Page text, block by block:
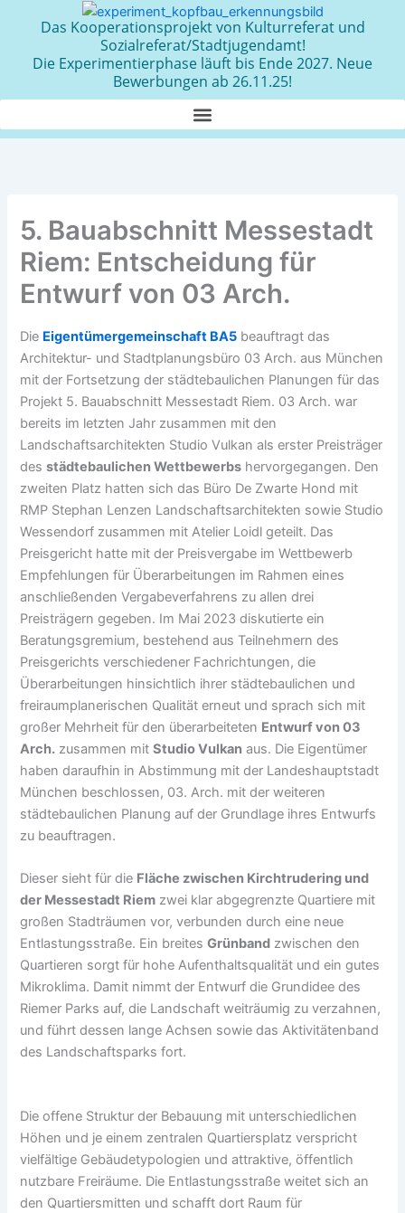
Das Kooperationsprojekt von Kulturreferat und
Sozialreferat/Stadtjugendamt!
Die Experimentierphase läuft bis Ende 2027. Neue
Bewerbungen ab 26.11.25!
5. Bauabschnitt Messestadt
Riem: Entscheidung für
Entwurf von 03 Arch.
Die Eigentümergemeinschaft BA5 beauftragt das
Architektur- und Stadtplanungsbüro 03 Arch. aus München
mit der Fortsetzung der städtebaulichen Planungen für das
Projekt 5. Bauabschnitt Messestadt Riem. 03 Arch. war
bereits im letzten Jahr zusammen mit den
Landschaftsarchitekten Studio Vulkan als erster Preisträger
desstädtebaulichen Wettbewerbs hervorgegangen. Den
zweiten Platz hatten sich das Büro De Zwarte Hond mit
RMP Stephan Lenzen Landschaftsarchitekten sowie Studio
Wessendorf zusammen mit Atelier Loidl geteilt. Das
Preisgericht hatte mit der Preisvergabe im Wettbewerb
Empfehlungen für Überarbeitungen im Rahmen eines
anschließenden Vergabeverfahrens zu allen drei
Preisträgern gegeben. Im Mai 2023 diskutierte ein
Beratungsgremium, bestehend aus Teilnehmern des
Preisgerichts verschiedener Fachrichtungen, die
Überarbeitungen hinsichtlich ihrer städtebaulichen und
freiraumplanerischen Qualität erneut und sprach sich mit
großer Mehrheit für den überarbeiteten Entwurf von 03
Arch. zusammen mitStudio Vulkan aus. Die Eigentümer
haben daraufhin in Abstimmung mit der Landeshauptstadt
München beschlossen, 03. Arch. mit der weiteren
städtebaulichen Planung auf der Grundlage ihres Entwurfs
zu beauftragen.
Dieser sieht für die Fläche zwischen Kirchtrudering und
der Messestadt Riem zwei klar abgegrenzte Quartiere mit
großen Stadträumen vor, verbunden durch eine neue
Entlastungsstraße. Ein breitesGrünband zwischen den
Quartieren sorgt für hohe Aufenthaltsqualität und ein gutes
Mikroklima. Damit nimmt der Entwurf die Grundidee des
Riemer Parks auf, die Landschaft weiträumig zu verzahnen,
und führt dessen lange Achsen sowie das Aktivitätenband
des Landschaftsparks fort.
Die offene Struktur der Bebauung mit unterschiedlichen
Höhen und je einem zentralen Quartiersplatz verspricht
vielfältige Gebäudetypologien und attraktive, öffentlich
nutzbare Freiräume. Die Entlastungsstraße weitet sich an
den Quartiersmitten und schafft dort Raum für